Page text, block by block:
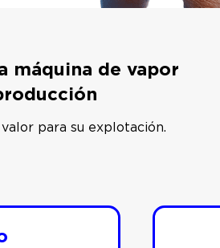
máquina de vapor
para su explotación.